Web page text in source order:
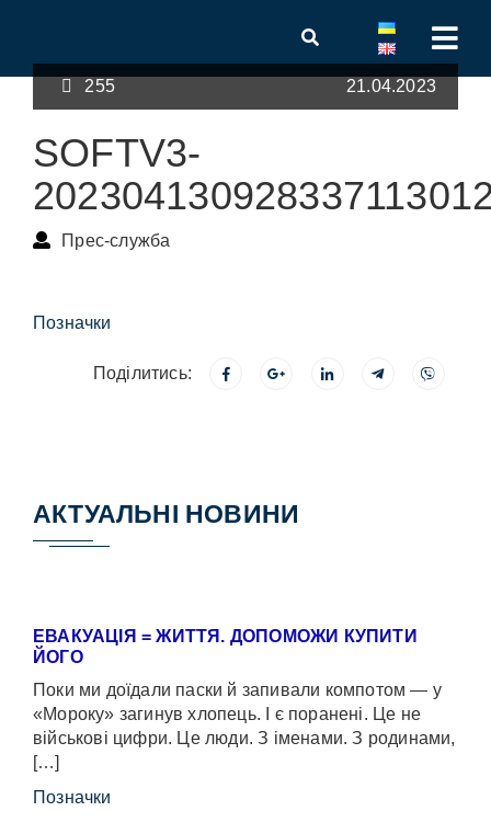
255 21.04.2023
SOFTV3-
Прес-служба
Позначки
Поділитись:
АКТУАЛЬНІ НОВИНИ
ЕВАКУАЦІЯ = ЖИТТЯ. ДОПОМОЖИ КУПИТИ
ЙОГО
Поки ми доїдали паски й запивали компотом — у
«Мороку» загинув хлопець. І є поранені. Це не
військові цифри. Це люди. З іменами. З родинами,
[…]
Позначки